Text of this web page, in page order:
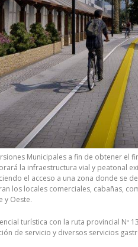
Municipales a fin de obtener el
la infraestructura vial y peatonal
el acceso a una zona donde se
los locales comerciales, cabañas,
y Oeste.
turística con la ruta provincial Nº
de servicio y diversos servicios